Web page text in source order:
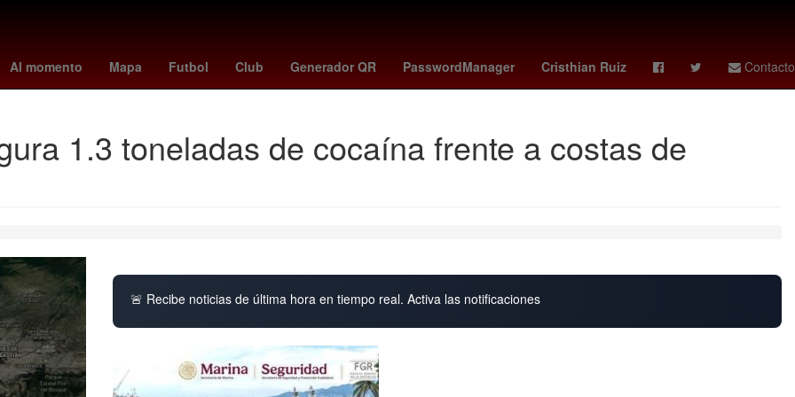
Al momento Mapa Futbol Club Generador QR PasswordManager Cristhian Ruiz Contacto
deportivo - sporting gijón Marc Cucurella suspension de clases 10 de noviembre Sebastián Marroquín Rusia
1.3 toneladas de cocaína frente a costas de
🚨 Recibe noticias de última hora en tiempo real. Activa las notificaciones